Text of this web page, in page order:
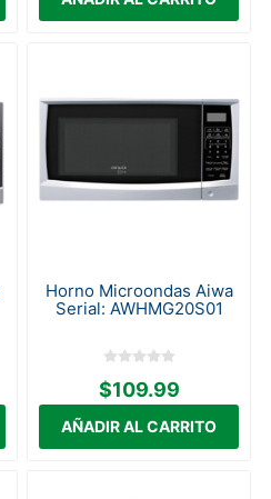
Horno Microondas Aiwa
Serial: AWHMG20S01
$109.99